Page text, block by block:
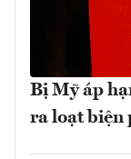
Bị Mỹ áp
ra loạt biện